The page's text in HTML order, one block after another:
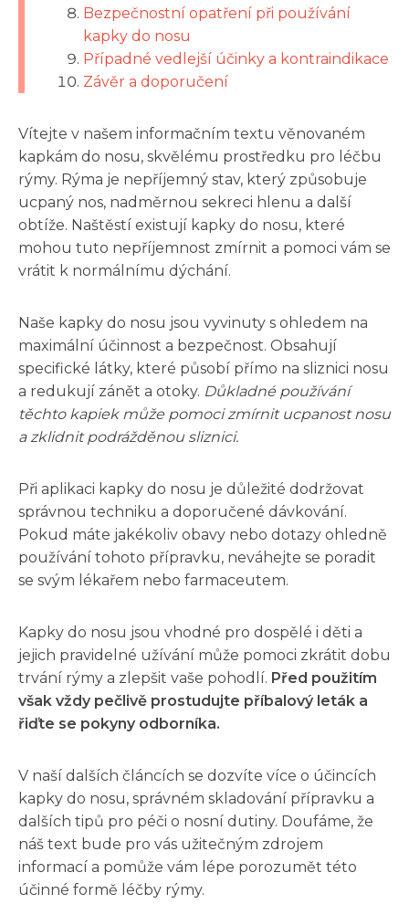
Bezpečnostní opatření při používání
kapky do nosu
Případné vedlejší účinky a kontraindikace
Závěr a doporučení
Vítejte v našem informačním textu věnovaném
kapkám do nosu, skvělému prostředku pro léčbu
rýmy. Rýma je nepříjemný stav, který způsobuje
ucpaný nos, nadměrnou sekreci hlenu a další
obtíže. Naštěstí existují kapky do nosu, které
mohou tuto nepříjemnost zmírnit a pomoci vám se
vrátit k normálnímu dýchání.
Naše kapky do nosu jsou vyvinuty s ohledem na
maximální účinnost a bezpečnost. Obsahují
specifické látky, které působí přímo na sliznici nosu
a redukují zánět a otoky. Důkladné používání
těchto kapiek může pomoci zmírnit ucpanost nosu
a zklidnit podrážděnou sliznici.
Při aplikaci kapky do nosu je důležité dodržovat
správnou techniku a doporučené dávkování.
Pokud máte jakékoliv obavy nebo dotazy ohledně
používání tohoto přípravku, neváhejte se poradit
se svým lékařem nebo farmaceutem.
Kapky do nosu jsou vhodné pro dospělé i děti a
jejich pravidelné užívání může pomoci zkrátit dobu
trvání rýmy a zlepšit vaše pohodlí. Před použitím
však vždy pečlivě prostudujte příbalový leták a
řiďte se pokyny odborníka.
V naší dalších článcích se dozvíte více o účincích
kapky do nosu, správném skladování přípravku a
dalších tipů pro péči o nosní dutiny. Doufáme, že
náš text bude pro vás užitečným zdrojem
informací a pomůže vám lépe porozumět této
účinné formě léčby rýmy.